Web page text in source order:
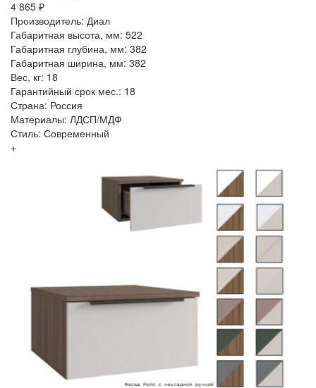
4 865 ₽
Производитель: Диал
Габаритная высота, мм: 522
Габаритная глубина, мм: 382
Габаритная ширина, мм: 382
Вес, кг: 18
Гарантийный срок мес.: 18
Страна: Россия
Материалы: ЛДСП/МДФ
Стиль: Современный
+